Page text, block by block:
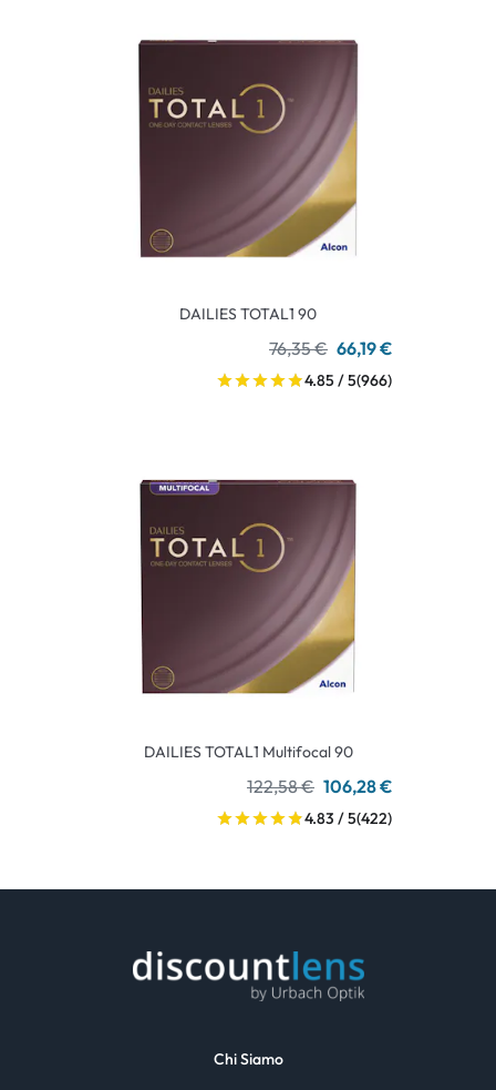
DAILIES TOTAL1 90
76,35 € 66,19 €
4.85 / 5(966)
DAILIES TOTAL1 Multifocal 90
122,58 € 106,28 €
4.83 / 5(422)
Chi Siamo